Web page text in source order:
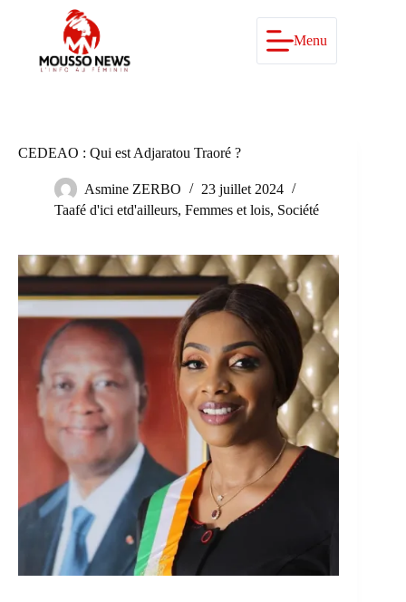
Menu
CEDEAO : Qui est Adjaratou Traoré ?
Asmine ZERBO
23 juillet 2024
Taafé d'ici etd'ailleurs, Femmes et lois, Société